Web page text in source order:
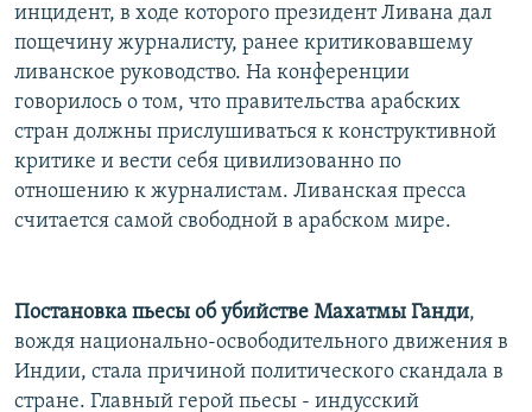
инцидент, в ходе которого президент Ливана дал
пощечину журналисту, ранее критиковавшему
ливанское руководство. На конференции
говорилось о том, что правительства арабских
стран должны прислушиваться к конструктивной
критике и вести себя цивилизованно по
отношению к журналистам. Ливанская пресса
считается самой свободной в арабском мире.
Постановка пьесы об убийстве Махатмы Ганди,
вождя национально-освободительного движения в
Индии, стала причиной политического скандала в
стране. Главный герой пьесы - индусский